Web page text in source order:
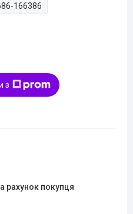
166386
з
рахунок покупця